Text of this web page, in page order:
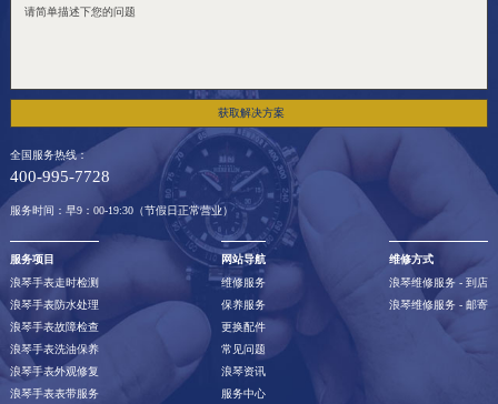
获取解决方案
全国服务热线：
400-995-7728
服务时间：早9：00-19:30（节假日正常营业）
服务项目
浪琴手表走时检测
浪琴手表防水处理
浪琴手表故障检查
浪琴手表洗油保养
浪琴手表外观修复
浪琴手表表带服务
网站导航
维修服务
保养服务
更换配件
常见问题
浪琴资讯
服务中心
维修方式
浪琴维修服务 - 到店
浪琴维修服务 - 邮寄